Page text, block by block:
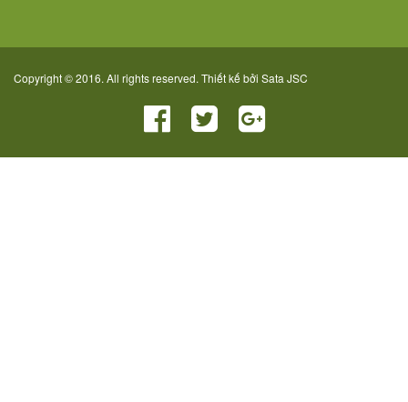
Copyright © 2016. All rights reserved. Thiết kế bởi Sata JSC